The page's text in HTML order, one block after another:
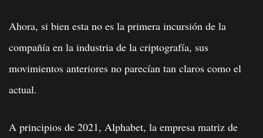
Ahora, si bien esta no es la primera incursión de la
compañía en la industria de la criptografía, sus
movimientos anteriores no parecían tan claros como el
actual.
A principios de 2021, Alphabet, la empresa matriz de